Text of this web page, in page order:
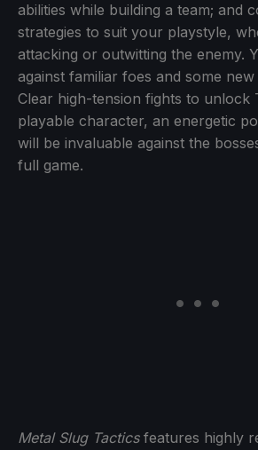
abilities while building a team; and
strategies to suit your playstyle,
attacking or outwitting the enemy.
against familiar foes and some
Clear high-tension fights to unlock
playable character, an energetic
will be invaluable against the
full game.
Metal Slug Tacticsfeatures highly